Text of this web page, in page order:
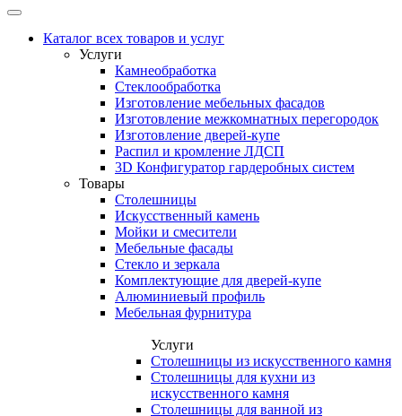
Каталог всех товаров и услуг
Услуги
Камнеобработка
Стеклообработка
Изготовление мебельных фасадов
Изготовление межкомнатных перегородок
Изготовление дверей-купе
Распил и кромление ЛДСП
3D Конфигуратор гардеробных систем
Товары
Столешницы
Искусственный камень
Мойки и смесители
Мебельные фасады
Стекло и зеркала
Комплектующие для дверей-купе
Алюминиевый профиль
Мебельная фурнитура
Услуги
Столешницы из искусственного камня
Столешницы для кухни из
искусственного камня
Столешницы для ванной из